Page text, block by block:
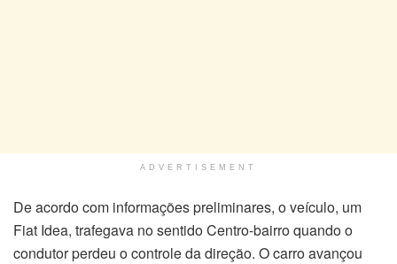
ADVERTISEMENT
De acordo com informações preliminares, o veículo, um
Fiat Idea, trafegava no sentido Centro-bairro quando o
condutor perdeu o controle da direção. O carro avançou